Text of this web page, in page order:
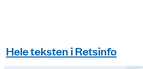
Hele teksten i Retsinfo